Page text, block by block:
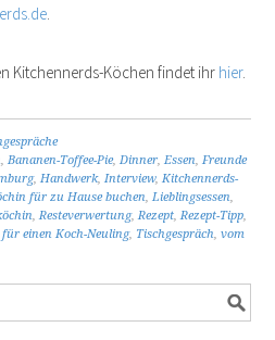
.
Kitchennerds-Köchen findet ihr hier.
,Bananen-Toffee-Pie,Dinner,Essen,Freunde
,Handwerk,Interview,Kitchennerds-
für zu Hause buchen,Lieblingsessen,
,Resteverwertung,Rezept,Rezept-Tipp,
für einen Koch-Neuling, Tischgespräch,vom